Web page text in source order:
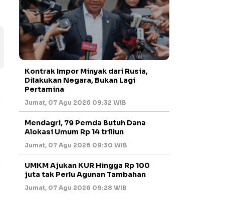
Kontrak Impor Minyak dari Rusia,
Dilakukan Negara, Bukan Lagi
Pertamina
Jumat, 07 Agu 2026 09:32 WIB
Mendagri, 79 Pemda Butuh Dana
Alokasi Umum Rp 14 triliun
Jumat, 07 Agu 2026 09:30 WIB
UMKM Ajukan KUR Hingga Rp 100
juta tak Perlu Agunan Tambahan
Jumat, 07 Agu 2026 09:28 WIB